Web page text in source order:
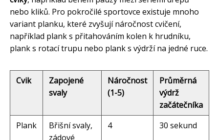
nebo kliků. Pro pokročilé sportovce existuje mnoho
variant planku, které zvyšují náročnost cvičení,
například plank s přitahováním kolen k hrudníku,
plank s rotací trupu nebo plank s výdrží na jedné ruce.
Cvik
Zapojené
svaly
Náročnost
(1-5)
Průměrná
výdrž
začátečníka
Plank
Břišní svaly,
zádové
4 30 sekund